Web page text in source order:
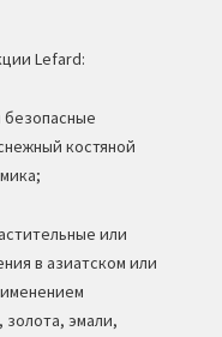
Lefard:
безопасные
костяной
или
в азиатском или
золота, эмали,